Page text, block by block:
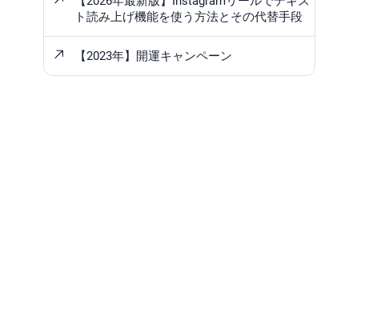
ト読み上げ機能を使う方法とその代替手段
【2023年】開運キャンペーン